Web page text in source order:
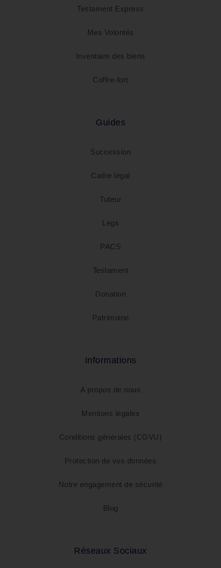
Testament Express
Mes Volontés
Inventaire des biens
Coffre-fort
Guides
Succession
Cadre légal
Tuteur
Legs
PACS
Testament
Donation
Patrimoine
Informations
A propos de nous
Mentions légales
Conditions générales (CGVU)
Protection de vos données
Notre engagement de sécurité
Blog
Réseaux Sociaux